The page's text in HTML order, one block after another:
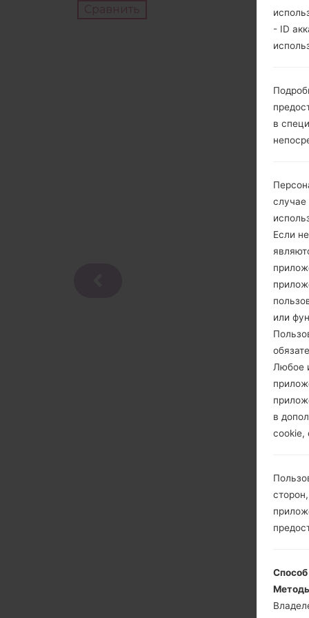
Сравнить
- ID
в
случае
Если
или
Любое
в
cookie,